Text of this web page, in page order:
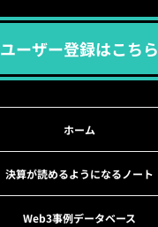
ユーザー登録はこちら
ホーム
決算が読めるようになるノート
Web3事例データベース